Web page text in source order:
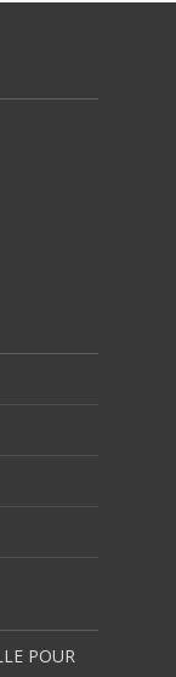
POUR